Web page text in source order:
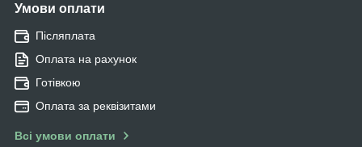
Умови оплати
Післяплата
Оплата на рахунок
Готівкою
Оплата за реквізитами
Всі умови оплати